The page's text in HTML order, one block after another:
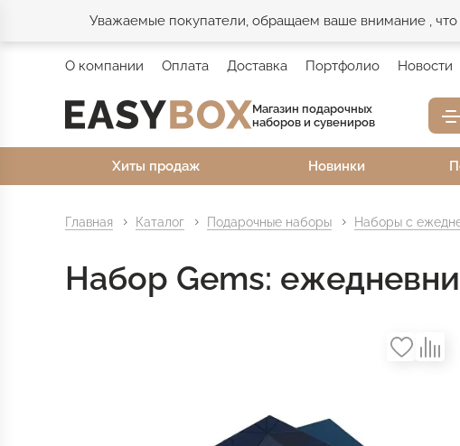
Уважаемые покупатели, обращаем ваше внимание ,
О компании Оплата Доставка Портфолио Новости
Магазин подарочных
наборов и сувениров
Хиты продаж Новинки
Главная Каталог Подарочные наборы Наборы с
Набор Gems: